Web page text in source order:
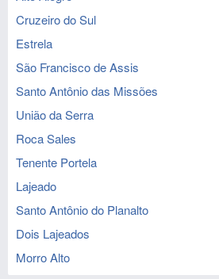
Cruzeiro do Sul
Estrela
São Francisco de Assis
Santo Antônio das Missões
União da Serra
Roca Sales
Tenente Portela
Lajeado
Santo Antônio do Planalto
Dois Lajeados
Morro Alto